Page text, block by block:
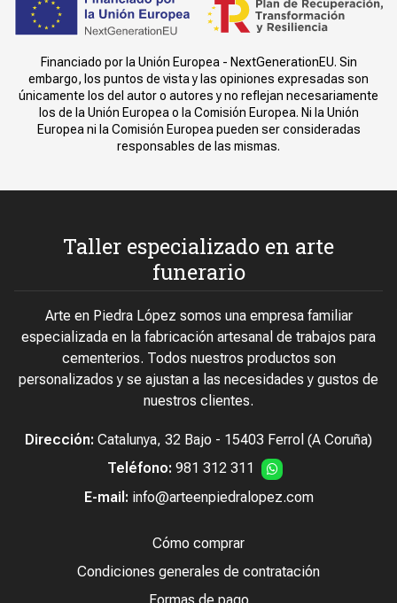
Financiado por la Unión Europea - NextGenerationEU. Sin
embargo, los puntos de vista y las opiniones expresadas son
únicamente los del autor o autores y no reflejan necesariamente
los de la Unión Europea o la Comisión Europea. Ni la Unión
Europea ni la Comisión Europea pueden ser consideradas
responsables de las mismas.
Taller especializado en arte
funerario
Arte en Piedra López somos una empresa familiar
especializada en la fabricación artesanal de trabajos para
cementerios. Todos nuestros productos son
personalizados y se ajustan a las necesidades y gustos de
nuestros clientes.
Dirección: Catalunya, 32 Bajo - 15403 Ferrol (A Coruña)
Teléfono: 981 312 311
E-mail: info@arteenpiedralopez.com
Cómo comprar
Condiciones generales de contratación